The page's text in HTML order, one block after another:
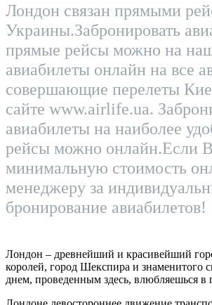
Лондон связан прямыми
Украины.Забронировать
прямые рейсы можно на
авиабилеты онлайн на все
совершающие перелеты
сайте www.airlife.ua.
авиабилеты на наиболее
рейсы можно онлайн.Если
минимальную стоимость
менеджеру за
бронирование авиабилетов!
Лондон – древнейший и красивейший
королей, город Шекспира и
днем, проведенным здесь, влюбляешься в